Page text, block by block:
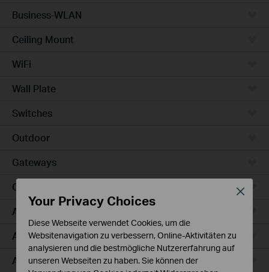
Business-WLAN
Ceiling Mount
WiFi
Wall Plate
Switches
Outdoor
Gateways
Campus
Access Max
Aggregation
Access Plus
Your Privacy Choices
Diese Webseite verwendet Cookies, um die
Websitenavigation zu verbessern, Online-Aktivitäten zu
analysieren und die bestmögliche Nutzererfahrung auf
unseren Webseiten zu haben. Sie können der
Close